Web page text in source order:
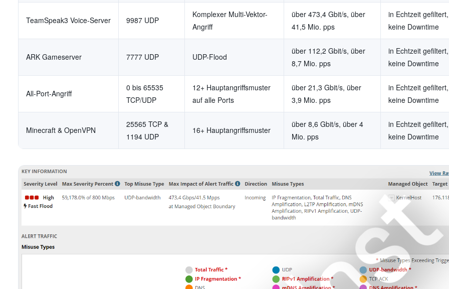
TeamSpeak3 Voice-Server 9987 UDP
Komplexer Multi-Vektor-
Angriff
über 473,4 Gbit/s, über
41,5 Mio. pps
in Echtzeit gefiltert,
keine Downtime
ARK Gameserver 7777 UDP UDP-Flood
über 112,2 Gbit/s, über
8,7 Mio. pps
in Echtzeit gefiltert,
keine Downtime
All-Port-Angriff
0 bis 65535
TCP/UDP
12+ Hauptangriffsmuster
auf alle Ports
über 21,3 Gbit/s, über
3,9 Mio. pps
in Echtzeit gefiltert,
keine Downtime
Minecraft & OpenVPN
25565 TCP &
1194 UDP
16+ Hauptangriffsmuster
über 8,6 Gbit/s, über 4
Mio. pps
in Echtzeit gefiltert,
keine Downtime